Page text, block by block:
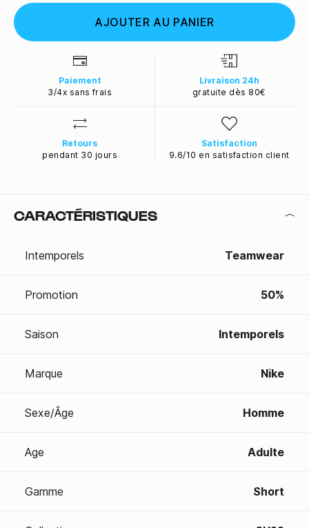
AJOUTER AU PANIER
Paiement
3/4x sans frais
Livraison 24h
gratuite dès 80€
Retours
pendant 30 jours
Satisfaction
9.6/10 en satisfaction client
CARACTÉRISTIQUES
Intemporels Teamwear
Promotion 50%
Saison Intemporels
Marque Nike
Sexe/Âge Homme
Age Adulte
Gamme Short